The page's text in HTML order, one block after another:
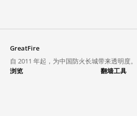
GreatFire
自 2011 年起，为中国防火长城带来透明度。
浏览
翻墙工具